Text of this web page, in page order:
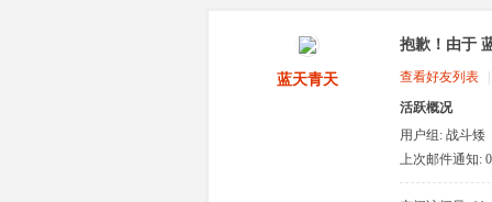
蓝天青天
抱歉！由于
查看好友列表
活跃概况
用户组: 战斗矮
人
上次邮件通知: 0